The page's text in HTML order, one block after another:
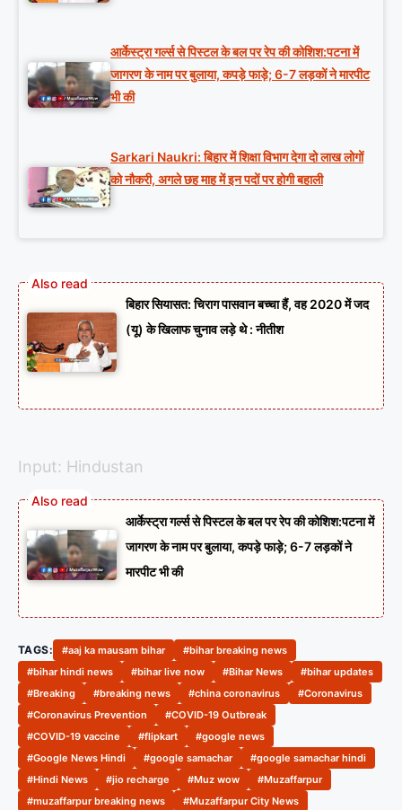
आर्केस्ट्रा गर्ल्स से पिस्टल के बल पर रेप की कोशिश:पटना में
जागरण के नाम पर बुलाया, कपड़े फाड़े; 6-7 लड़कों ने मारपीट
भी की
Sarkari Naukri: बिहार में शिक्षा विभाग देगा दो लाख लोगों
को नौकरी, अगले छह माह में इन पदों पर होगी बहाली
बिहार सियासत: चिराग पासवान बच्चा हैं, वह 2020 में जद
(यू) के खिलाफ चुनाव लड़े थे : नीतीश
Input: Hindustan
आर्केस्ट्रा गर्ल्स से पिस्टल के बल पर रेप की कोशिश:पटना में
जागरण के नाम पर बुलाया, कपड़े फाड़े; 6-7 लड़कों ने
मारपीट भी की
TAGS: #aaj ka mausam bihar
#bihar breaking news
#bihar hindi news
#bihar live now #Bihar News
#bihar updates
#Breaking
#breaking news #china coronavirus
#Coronavirus
#Coronavirus Prevention
#COVID-19 Outbreak
#COVID-19 vaccine
#flipkart
#google news
#Google News Hindi
#google samachar
#google samachar hindi
#Hindi News
#jio recharge #Muz wow
#Muzaffarpur
#muzaffarpur breaking news
#Muzaffarpur City News